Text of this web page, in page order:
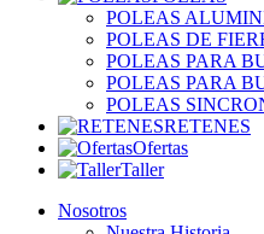
POLEAS
POLEAS DE
POLEAS PARA
POLEAS PARA
POLEAS
RETENES
Ofertas
Taller
Nosotros